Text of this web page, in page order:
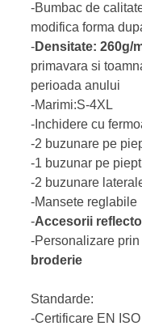
-Bumbac de
modifica forma
-Densitate: 260g/
primavara si
perioada anului
-Marimi:S-4XL
-Inchidere cu
-2 buzunare pe
-1 buzunar pe
-2 buzunare
-Mansete reglabile
-Accesorii
-Personalizare prin
broderie
Standarde:
-Certificare EN